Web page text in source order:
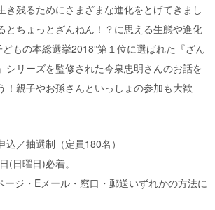
き残るためにさまざまな進化をとげてきまし
とちょっとざんねん！？に思える生態や進化
もの本総選挙2018”第１位に選ばれた『ざん
シリーズを監修された今泉忠明さんのお話を
！親子やお孫さんといっしょの参加も大歓
込／抽選制（定員180名）
(日曜日)必着。
ージ・Eメール・窓口・郵送いずれかの方法に